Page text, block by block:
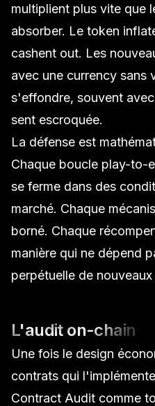
multiplient plus vite que
absorber. Le token
cashent out. Les
avec une currency sans
s'effondre, souvent
sent escroquée.
La défense est
Chaque boucle play-to-
se ferme dans des
marché. Chaque
borné. Chaque
manière qui ne dépend
perpétuelle de nouveaux
L'audit on-chain
Une fois le design
contrats qui
Contract Audit comme